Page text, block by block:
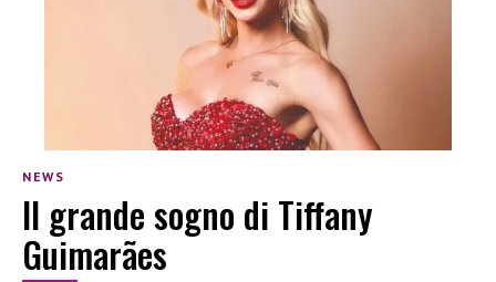
NEWS
Il grande sogno di Tiffany
Guimarães